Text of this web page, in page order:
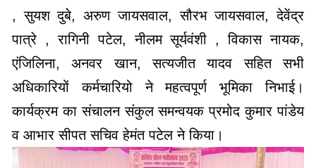
, सुयश दुबे, अरुण जायसवाल, सौरभ जायसवाल, देवेंद्र
पात्रे , रागिनी पटेल, नीलम सूर्यवंशी , विकास नायक,
एंजिलिना, अनवर खान, सत्यजीत यादव सहित सभी
अधिकारियों कर्मचारियो ने महत्वपूर्ण भूमिका निभाई।
कार्यक्रम का संचालन संकुल समन्वयक प्रमोद कुमार पांडेय
व आभार सीपत सचिव हेमंत पटेल ने किया।